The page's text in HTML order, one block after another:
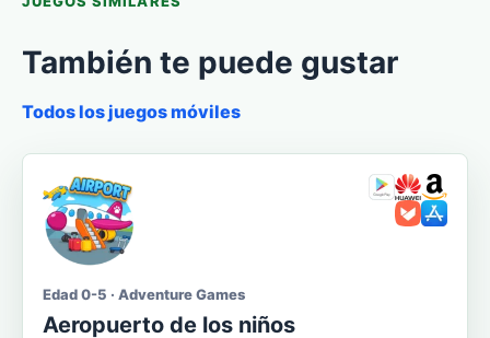
También te puede gustar
Todos los juegos móviles
Edad 0-5 · Adventure Games
Aeropuerto de los niños